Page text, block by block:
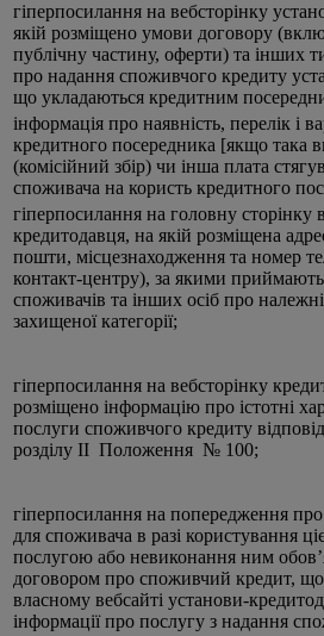
гіперпосилання на вебсторінку
якій розміщено умови договору
публічну частину, оферти) та інших
про надання споживчого кредиту
що укладаються кредитним
інформація про наявність, перелік і
кредитного посередника [якщо така
(комісійний збір) чи інша плата
споживача на користь кредитного
гіперпосилання на головну сторінку
кредитодавця, на якій розміщена
пошти, місцезнаходження та номер
контакт-центру), за якими
споживачів та інших осіб про
захищеної категорії;
гіперпосилання на вебсторінку
розміщено інформацію про істотні
послуги споживчого кредиту
розділу ІІ Положення № 100;
гіперпосилання на попередження
для споживача в разі користування
послугою або невиконання ним
договором про споживчий кредит, що
власному вебсайті установи-
інформації про послугу з надання